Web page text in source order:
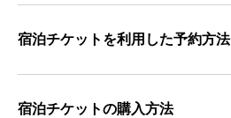
宿泊チケットを利用した予約方法
宿泊チケットの購入方法